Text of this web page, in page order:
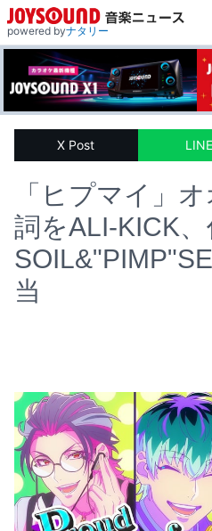
powered byナタリー
X Post LINE
「ヒプマイ」
詞をALI-KICK
当